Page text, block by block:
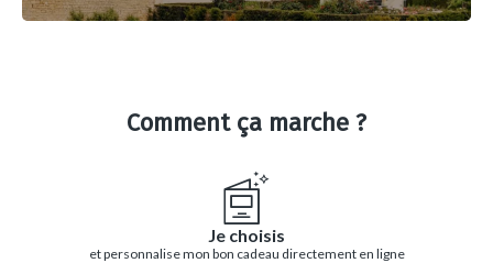
Comment ça marche ?
Je choisis
et personnalise mon bon cadeau directement en ligne